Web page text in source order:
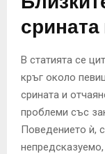
В статията се
кръг около
срината и
проблеми със
Поведението ѝ,